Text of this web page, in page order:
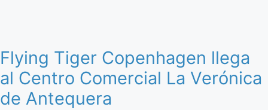
Flying Tiger Copenhagen llega
al Centro Comercial La Verónica
de Antequera